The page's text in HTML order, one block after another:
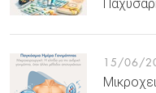
15/06/